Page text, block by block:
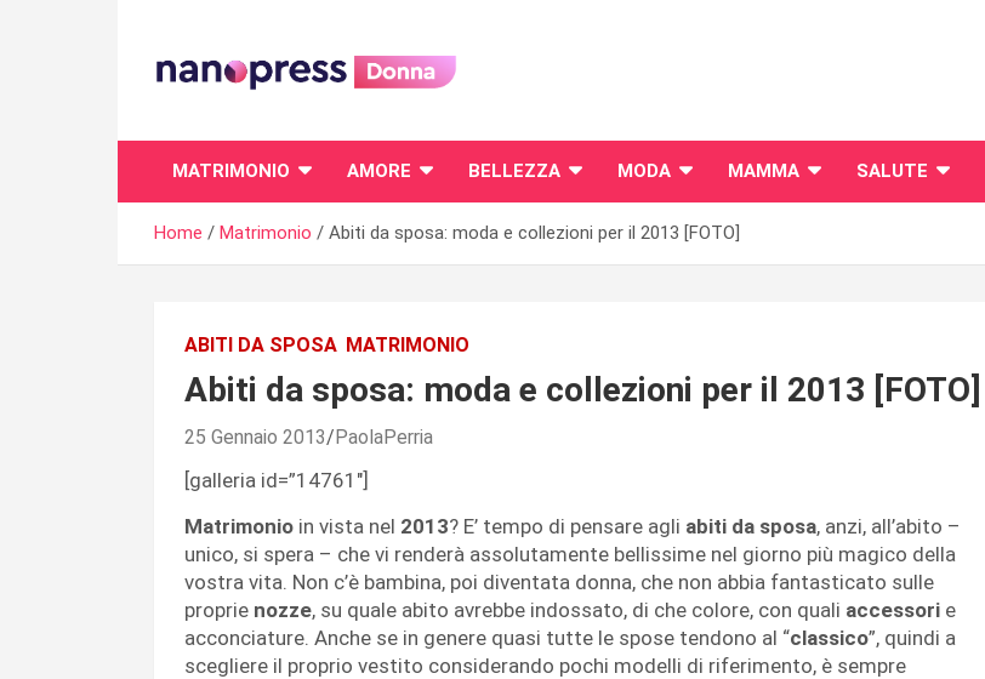
content
MATRIMONIO AMORE BELLEZZA MODA MAMMA SALUTE
Home Matrimonio Abiti da sposa: moda e collezioni per il 2013 [FOTO]
ABITI DA SPOSA MATRIMONIO
Abiti da sposa: moda e collezioni per il 2013 [FOTO]
25 Gennaio 2013 PaolaPerria
[galleria id=”14761″]
Matrimonio in vista nel 2013? E’ tempo di pensare agli abiti da sposa, anzi, all’abito –
unico, si spera – che vi renderà assolutamente bellissime nel giorno più magico della
vostra vita. Non c’è bambina, poi diventata donna, che non abbia fantasticato sulle
proprie nozze, su quale abito avrebbe indossato, di che colore, con quali accessori e
acconciature. Anche se in genere quasi tutte le spose tendono al “classico”, quindi a
scegliere il proprio vestito considerando pochi modelli di riferimento, è sempre